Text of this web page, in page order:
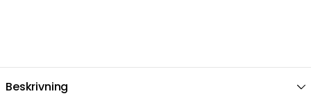
Beskrivning